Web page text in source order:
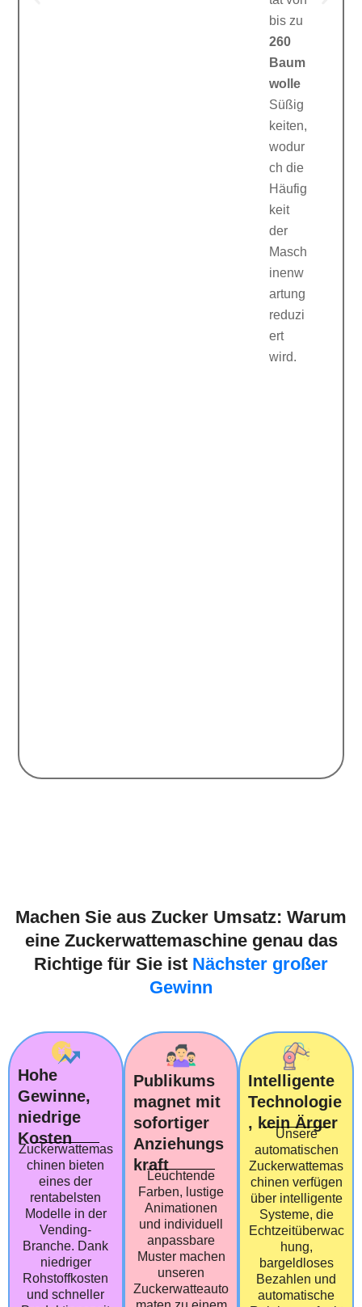
bis zu
260
Baum
wolle
Süßig
keiten,
wodur
ch die
Häufig
keit
der
Masch
inenw
artung
reduzi
ert
wird.
Machen Sie aus Zucker Umsatz: Warum
eine Zuckerwattemaschine genau das
Richtige für Sie ist Nächster großer
Gewinn
Hohe
Gewinne,
niedrige
Kosten
Zuckerwattemas
chinen bieten
eines der
rentabelsten
Modelle in der
Vending-
Branche. Dank
niedriger
Rohstoffkosten
und schneller
Publikums
magnet mit
sofortiger
Anziehungs
kraft
Leuchtende
Farben, lustige
Animationen
und individuell
anpassbare
Muster machen
unseren
Zuckerwatteauto
Intelligente
Technologie
, kein Ärger
Unsere
automatischen
Zuckerwattemas
chinen verfügen
über intelligente
Systeme, die
Echtzeitüberwac
hung,
bargeldloses
Bezahlen und
automatische